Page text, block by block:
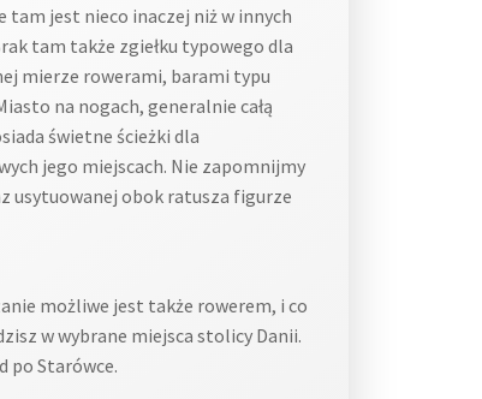
tam jest nieco inaczej niż w innych
tam także zgiełku typowego dla
mierze rowerami, barami typu
na nogach, generalnie całą
świetne ścieżki dla
jego miejscach. Nie zapomnijmy
usytuowanej obok ratusza figurze
możliwe jest także rowerem, i co
w wybrane miejsca stolicy Danii.
po Starówce.